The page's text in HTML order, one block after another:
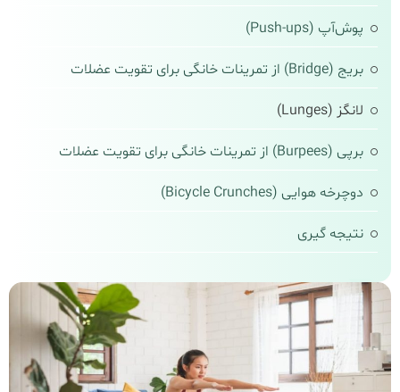
پوش‌آپ (Push-ups)
بریج (Bridge) از تمرینات خانگی برای تقویت عضلات
لانگز (Lunges)
برپی (Burpees) از تمرینات خانگی برای تقویت عضلات
دوچرخه هوایی (Bicycle Crunches)
نتیجه‌ گیری